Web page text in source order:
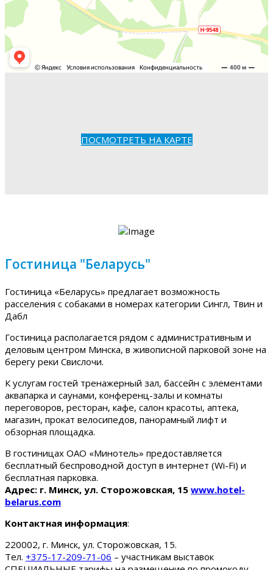
ПОСМОТРЕТЬ НА КАРТЕ
Гостиница "Беларусь"
Гостиница «Беларусь» предлагает возможность
расселения с собаками в номерах категории Сингл, Твин и
Дабл
Гостиница располагается рядом с административным и
деловым центром Минска, в живописной парковой зоне на
берегу реки Свислочи.
К услугам гостей тренажерный зал, бассейн с элементами
аквапарка и саунами, конференц-залы и комнаты
переговоров, ресторан, кафе, салон красоты, аптека,
магазин, прокат велосипедов, панорамный лифт и
обзорная площадка.
В гостиницах ОАО «Минотель» предоставляется
бесплатный беспроводной доступ в интернет (Wi-Fi) и
бесплатная парковка.
Адрес: г. Минск, ул. Сторожовская, 15 www.hotel-
belarus.com
Контактная информация:
220002, г. Минск, ул. Сторожовская, 15.
Тел. +375-17-209-71-06 – участникам выставок